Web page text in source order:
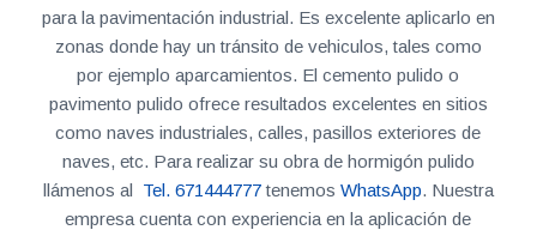
para la pavimentación industrial. Es excelente aplicarlo en
zonas donde hay un tránsito de vehiculos, tales como
por ejemplo aparcamientos. El cemento pulido o
pavimento pulido ofrece resultados excelentes en sitios
como naves industriales, calles, pasillos exteriores de
naves, etc. Para realizar su obra de hormigón pulido
llámenos al Tel. 671444777tenemos WhatsApp. Nuestra
empresa cuenta con experiencia en la aplicación de